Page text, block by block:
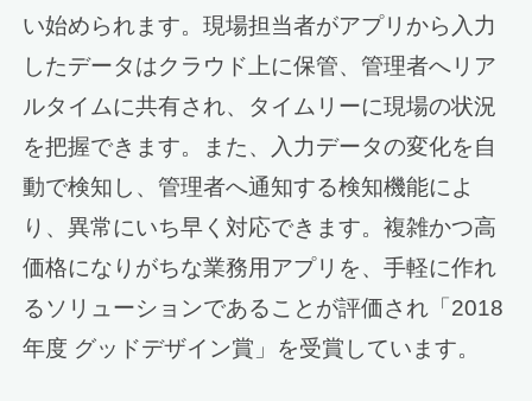
い始められます。現場担当者がアプリから入力
したデータはクラウド上に保管、管理者へリア
ルタイムに共有され、タイムリーに現場の状況
を把握できます。また、入力データの変化を自
動で検知し、管理者へ通知する検知機能によ
り、異常にいち早く対応できます。複雑かつ高
価格になりがちな業務用アプリを、手軽に作れ
るソリューションであることが評価され「2018
年度 グッドデザイン賞」を受賞しています。